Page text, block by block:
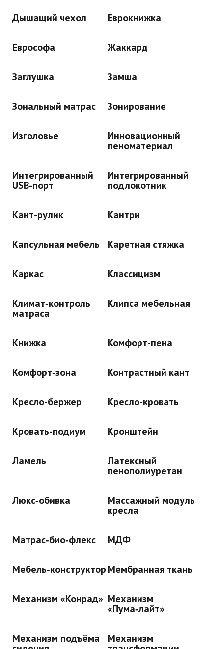
Дышащий чехол Еврокнижка
Еврософа Жаккард
Заглушка Замша
Зональный матрас Зонирование
Изголовье Инновационный
пеноматериал
Интегрированный
USB-порт
Интегрированный
подлокотник
Кант-рулик Кантри
Капсульная мебель Каретная стяжка
Каркас Классицизм
Климат‑контроль
матраса
Клипса мебельная
Книжка Комфорт-пена
Комфорт‑зона Контрастный кант
Кресло-бержер Кресло-кровать
Кровать-подиум Кронштейн
Ламель Латексный
пенополиуретан
Люкс‑обивка Массажный модуль
кресла
Матрас‑био‑флекс МДФ
Мебель‑конструкторМембранная ткань
Механизм «Конрад» Механизм
«Пума‑лайт»
Механизм подъёма Механизм